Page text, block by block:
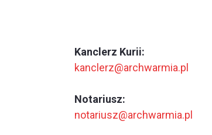
Kanclerz Kurii:
kanclerz@archwarmia.pl
Notariusz:
notariusz@archwarmia.pl